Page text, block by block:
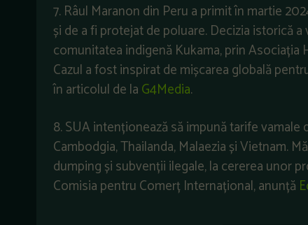
7. Râul Maranon din Peru a primit în martie
și de a fi protejat de poluare. Decizia istorică
comunitatea indigenă Kukama, prin Asociația
Cazul a fost inspirat de mișcarea globală
în articolul de laG4Media.
8. SUA intenționează să impună tarife
Cambodgia, Thailanda, Malaezia și Vietnam.
dumping și subvenții ilegale, la cererea unor
Comisia pentru Comerț Internațional, anunță